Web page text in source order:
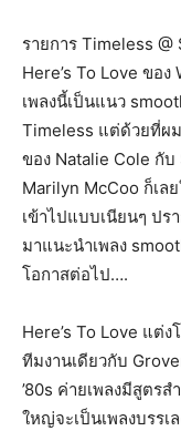
รายการ Timeless
Here’s To Love ขอ
เพลงนี้เป็นแนว
Timeless แต่ด้วยที่ผม
ของ Natalie Cole กับ
Marilyn McCoo ก็เล
เข้าไปแบบเนียนๆ ป
มาแนะนำเพลง
โอกาสต่อไป….
Here’s To Love แต่ง
ทีมงานเดียวกับ
’80s ค่ายเพลงมีสูตร
ใหญ่จะเป็นเพลงบรรเ